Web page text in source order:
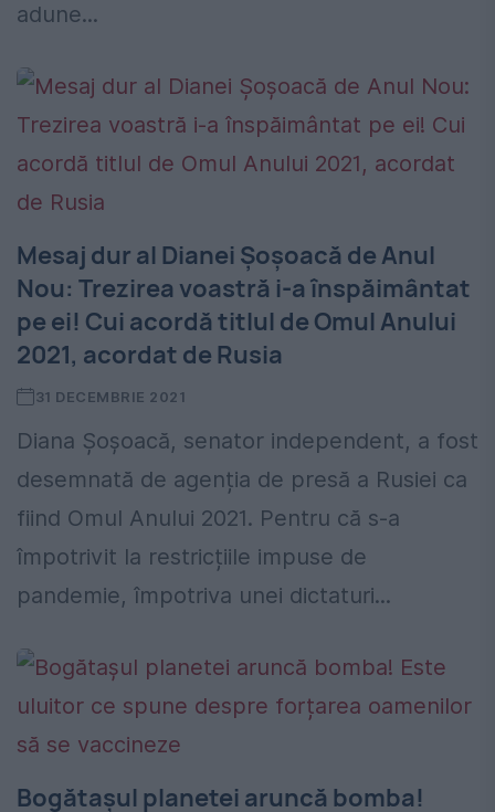
adune...
Mesaj dur al Dianei Șoșoacă de Anul
Nou: Trezirea voastră i-a înspăimântat
pe ei! Cui acordă titlul de Omul Anului
2021, acordat de Rusia
31 DECEMBRIE 2021
Diana Șoșoacă, senator independent, a fost
desemnată de agenția de presă a Rusiei ca
fiind Omul Anului 2021. Pentru că s-a
împotrivit la restricțiile impuse de
pandemie, împotriva unei dictaturi...
Bogătașul planetei aruncă bomba!